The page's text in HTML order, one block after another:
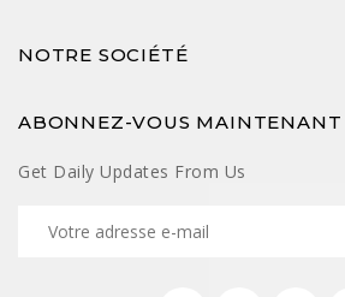
NOTRE SOCIÉTÉ
ABONNEZ-VOUS MAINTENANT
Get Daily Updates From Us